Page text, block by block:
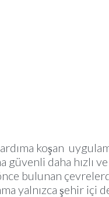
koşan
güvenli daha hızlı
bulunan
yalnızca şehir içi